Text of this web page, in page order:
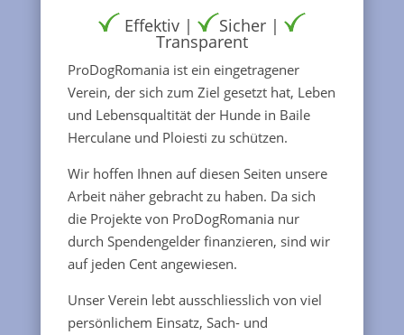
Effektiv | Sicher |
Transparent
ProDogRomania ist ein eingetragener
Verein, der sich zum Ziel gesetzt hat, Leben
und Lebensqualtität der Hunde in Baile
Herculane und Ploiesti zu schützen.
Wir hoffen Ihnen auf diesen Seiten unsere
Arbeit näher gebracht zu haben. Da sich
die Projekte von ProDogRomania nur
durch Spendengelder finanzieren, sind wir
auf jeden Cent angewiesen.
Unser Verein lebt ausschliesslich von viel
persönlichem Einsatz, Sach- und